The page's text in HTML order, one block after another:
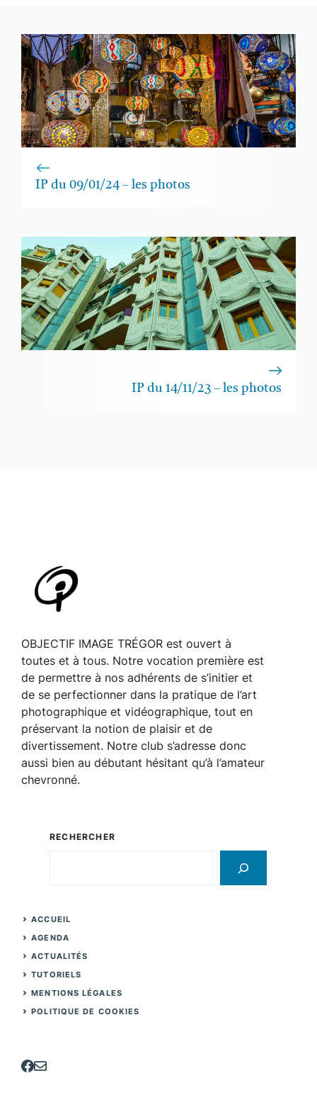
IP du 09/01/24 – les photos
IP du 14/11/23 – les photos
OBJECTIF IMAGE TRÉGOR est ouvert à
toutes et à tous. Notre vocation première est
de permettre à nos adhérents de s’initier et
de se perfectionner dans la pratique de l’art
photographique et vidéographique, tout en
préservant la notion de plaisir et de
divertissement. Notre club s’adresse donc
aussi bien au débutant hésitant qu’à l’amateur
chevronné.
RECHERCHER
ACCUEIL
AGENDA
ACTUALITÉS
TUTORIELS
MENTIONS LÉGALES
POLITIQUE DE COOKIES